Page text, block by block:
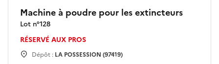
Machine à poudre pour les extincteurs
Lot n°128
RÉSERVÉ AUX PROS
Dépôt : LA POSSESSION (97419)